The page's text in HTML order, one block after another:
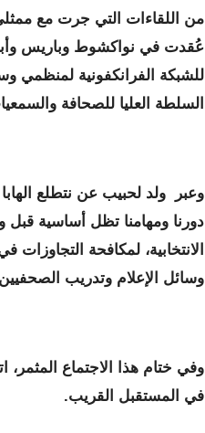
من اللقاءات التي جرت مع
عُقدت في نواكشوط وباريس
السلطة العليا للصحافة
وعبر ولد لحبيب عن نتطلع
دورنا ومهامنا تظل أساسية قبل
الانتخابية، لمكافحة
وسائل الإعلام وتدريب
وفي ختام هذا الاجتماع المثمر،
في المستقبل القريب.